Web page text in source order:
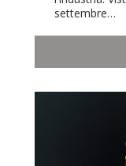
settembre…